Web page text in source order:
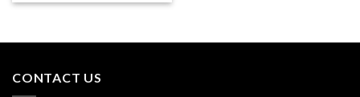
CONTACT US